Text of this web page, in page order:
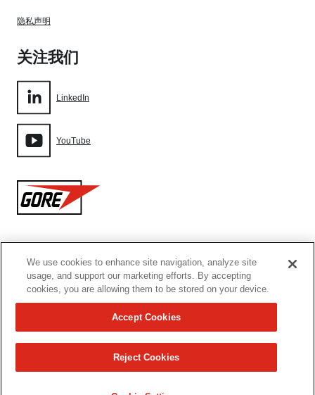
隐私声明
关注我们
LinkedIn
YouTube
Gore
网站地图
Cookie设置
使用条款
沪ICP备09097589号-6
We use cookies to enhance site navigation, analyze site
usage, and support our marketing efforts. By accepting
cookies, you are allowing them to be stored on your device.
Reject Cookies
Accept Cookies